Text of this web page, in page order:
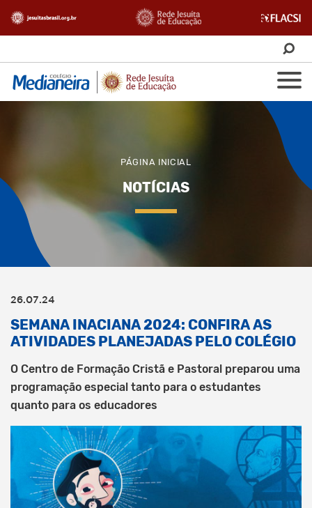
PÁGINA INICIAL
NOTÍCIAS
26.07.24
SEMANA INACIANA 2024: CONFIRA AS
ATIVIDADES PLANEJADAS PELO COLÉGIO
O Centro de Formação Cristã e Pastoral preparou uma
programação especial tanto para o estudantes
quanto para os educadores